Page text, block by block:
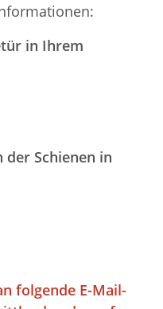
in Ihrem
der Schienen in
folgende E-Mail-